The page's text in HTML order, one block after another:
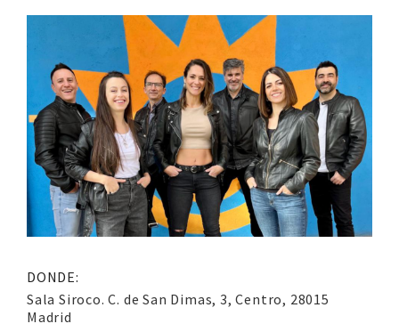
DONDE:
Sala Siroco. C. de San Dimas, 3, Centro, 28015
Madrid